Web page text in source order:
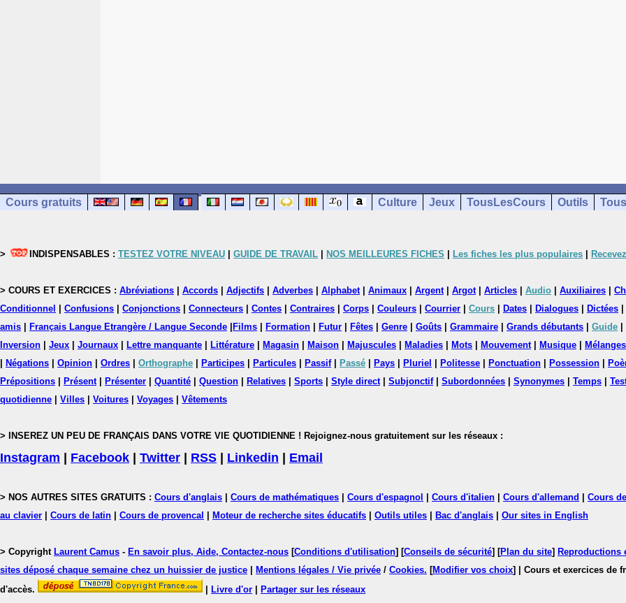
Cours gratuits Culture Jeux TousLesCours Outils
> INDISPENSABLES : TESTEZ VOTRE NIVEAU GUIDE DE TRAVAIL NOS MEILLEURES FICHES Les fiches les plus populaires
> COURS ET EXERCICES : Abréviations Accords Adjectifs Adverbes Alphabet| Animaux Argent| Argot| Articles Audio Auxiliaires
Conditionnel
Confusions Conjonctions Connecteurs Contes Contraires Corps Couleurs Courrier Cours Dates Dialogues Dictées
amis
Français Langue Etrangère / Langue Seconde Films Formation Futur Fêtes Genre Goûts Grammaire Grands débutants Guide
Inversion
Jeux Journaux Lettre manquante Littérature Magasin Maison Majuscules Maladies Mots Mouvement| Musique
Mélanges
Négations Opinion Ordres Orthographe Participes Particules Passif| Passé Pays Pluriel Politesse Ponctuation Possession
Prépositions
Présent| Présenter Quantité Question Relatives Sports Style direct| Subjonctif| Subordonnées Synonymes Temps
quotidienne
Villes Voitures Voyages Vêtements
> INSEREZ UN PEU DE FRANÇAIS DANS VOTRE VIE QUOTIDIENNE ! Rejoignez-nous gratuitement sur les réseaux :
Instagram Facebook Twitter RSS Linkedin Email
> NOS AUTRES SITES GRATUITS : Cours d'anglais Cours de mathématiques Cours d'espagnol Cours d'italien Cours d'allemand
Cours
au clavier
Cours de latin Cours de provencal Moteur de recherche sites éducatifs Outils utiles Bac d'anglais Our sites in English
> Copyright Laurent Camus - En savoir plus, Aide, Contactez-nous [Conditions d'utilisation] [Conseils de sécurité] [Plan du site]
sites déposé chaque semaine chez un huissier de justice
Mentions légales / Vie privée / Cookies. [Modifier vos choix]
| Cours et exercices
d'accès.
Livre d'or Partager sur les réseaux